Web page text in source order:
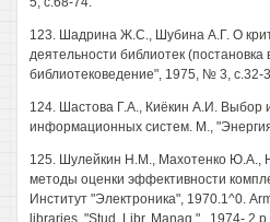
123. Шадрина Ж.С., Шубина А.Г. О
деятельности библиотек (постановка
библиотековедение", 1975, № 3, с.32-
124. Шастова Г.А., Киёкин А.И. Выбор
информационных систем. М.,
125. Шулейкин Н.М., Махотенко Ю.А.,
методы оценки эффективности
Институт "Электроника", 1970.1^0.
libraries. "Stud. Libr. Manag." , 1974-